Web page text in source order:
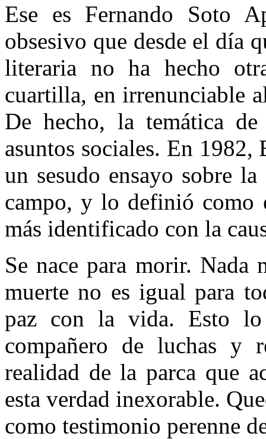
Ese es Fernando Soto
obsesivo que desde el día
literaria no ha hecho
cuartilla, en irrenunciable
De hecho, la temática
asuntos sociales. En 1982,
un sesudo ensayo sobre
campo, y lo definió como
más identificado con la
Se nace para morir. Nada
muerte no es igual para
paz con la vida. Esto
compañero de luchas y
realidad de la parca que
esta verdad inexorable.
como testimonio perenne